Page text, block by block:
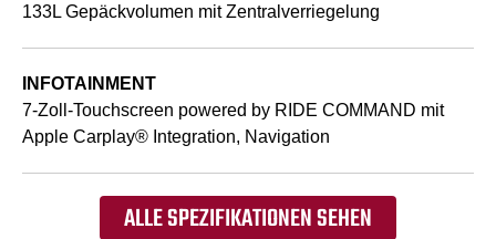
133L Gepäckvolumen mit Zentralverriegelung
INFOTAINMENT
7-Zoll-Touchscreen powered by RIDE COMMAND mit
Apple Carplay® Integration, Navigation
ALLE SPEZIFIKATIONEN SEHEN